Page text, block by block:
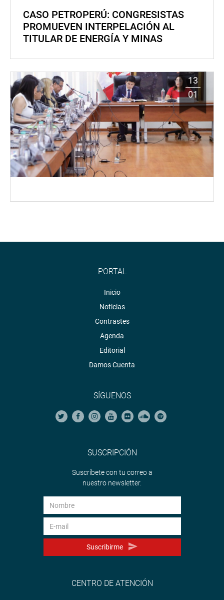
CASO PETROPERÚ: CONGRESISTAS
PROMUEVEN INTERPELACIÓN AL
TITULAR DE ENERGÍA Y MINAS
13
01
PORTAL
Inicio
Noticias
Contrastes
Agenda
Editorial
Damos Cuenta
SÍGUENOS
SUSCRIPCIÓN
Suscríbete con tu correo a
nuestro newsletter.
Suscribirme
CENTRO DE ATENCIÓN